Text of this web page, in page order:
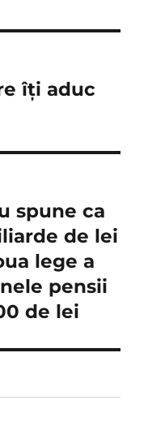
îți aduc
spune ca
de lei
lege a
pensii
de lei